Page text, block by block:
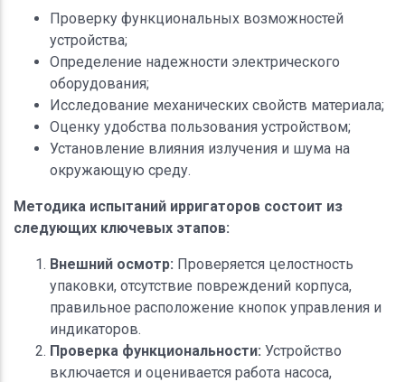
Проверку функциональных возможностей
устройства;
Определение надежности электрического
оборудования;
Исследование механических свойств материала;
Оценку удобства пользования устройством;
Установление влияния излучения и шума на
окружающую среду.
Методика испытаний ирригаторов состоит из
следующих ключевых этапов:
Внешний осмотр: Проверяется целостность
упаковки, отсутствие повреждений корпуса,
правильное расположение кнопок управления и
индикаторов.
Проверка функциональности: Устройство
включается и оценивается работа насоса,